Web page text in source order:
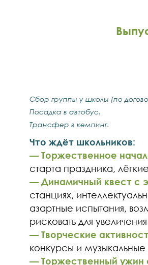
Сбор группы у школы (по
Посадка в автобус.
Трансфер в кемпинг.
Что ждёт школьников:
— Торжественное
старта праздника,
— Динамичный квест с
станциях,
азартные испытания,
рисковать для
— Творческие
конкурсы и музыкальные
— Торжественный ужин